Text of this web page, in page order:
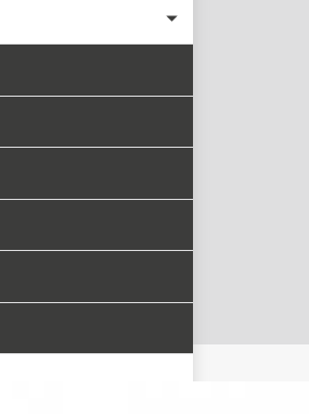
PŘIHLÁSIT SE
nastavit nové heslo